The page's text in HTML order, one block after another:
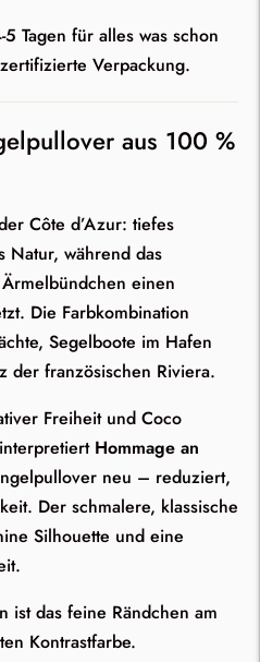
Tagen für alles was schon
Verpackung.
aus 100 %
Côte d’Azur: tiefes
Natur, während das
einen
Die Farbkombination
Segelboote im Hafen
der französischen Riviera.
Freiheit und Coco
Hommage an
neu – reduziert,
Der schmalere, klassische
Silhouette und eine
ist das feine Rändchen am
Kontrastfarbe.